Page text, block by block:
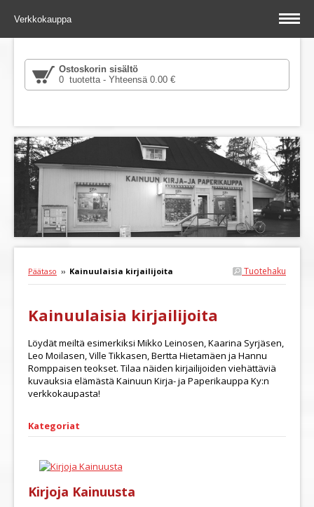
Verkkokauppa
Ostoskorin sisältö
0 tuotetta - Yhteensä 0.00 €
Tuotehaku
Päätaso ›› Kainuulaisia kirjailijoita
Kainuulaisia kirjailijoita
Löydät meiltä esimerkiksi Mikko Leinosen, Kaarina Syrjäsen,
Leo Moilasen, Ville Tikkasen, Bertta Hietamäen ja Hannu
Romppaisen teokset. Tilaa näiden kirjailijoiden viehättäviä
kuvauksia elämästä Kainuun Kirja- ja Paperikauppa Ky:n
verkkokaupasta!
Kategoriat
Kirjoja Kainuusta